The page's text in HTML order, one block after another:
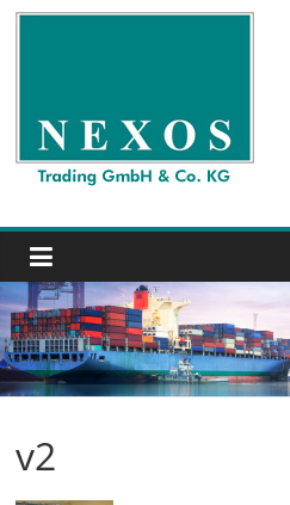
Zum
Nexos
Trading
GmbH
&
Co.
KG
v2